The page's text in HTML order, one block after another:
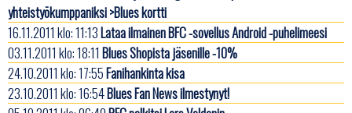
yhteistyökumppaniksi >Blues kortti
16.11.2011 klo: 11:13Lataa ilmainen BFC -sovellus Android -puhelimeesi
03.11.2011 klo: 18:11 Blues Shopista jäsenille -10%
24.10.2011 klo: 17:55Fanihankinta kisa
23.10.2011 klo: 16:54Blues Fan News ilmestynyt!